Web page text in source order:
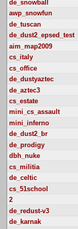
de_snowball
awp_snowfun
de_tuscan
de_dust2_epsed_test
aim_map2009
cs_italy
cs_office
de_dustyaztec
de_aztec3
cs_estate
mini_cs_assault
mini_inferno
de_dust2_br
de_prodigy
dbh_nuke
cs_militia
de_celtic
cs_51school
2
de_redust-v3
de_karnak